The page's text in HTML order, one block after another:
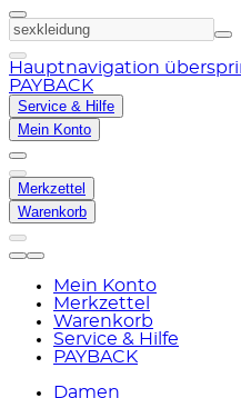
Hauptnavigation
PAYBACK
Service & Hilfe
Mein Konto
Merkzettel
Warenkorb
Mein Konto
Merkzettel
Warenkorb
Service & Hilfe
PAYBACK
Damen